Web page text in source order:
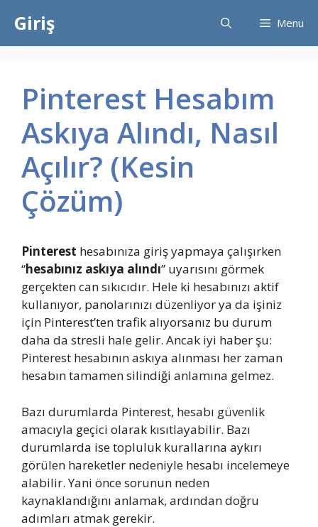
atlaGiriş Menu
Pinterest Hesabım
Askıya Alındı, Nasıl
Açılır? (Kesin
Çözüm)
Pinterest hesabınıza giriş yapmaya çalışırken
“hesabınız askıya alındı” uyarısını görmek
gerçekten can sıkıcıdır. Hele ki hesabınızı aktif
kullanıyor, panolarınızı düzenliyor ya da işiniz
için Pinterest’ten trafik alıyorsanız bu durum
daha da stresli hale gelir. Ancak iyi haber şu:
Pinterest hesabının askıya alınması her zaman
hesabın tamamen silindiği anlamına gelmez.
Bazı durumlarda Pinterest, hesabı güvenlik
amacıyla geçici olarak kısıtlayabilir. Bazı
durumlarda ise topluluk kurallarına aykırı
görülen hareketler nedeniyle hesabı incelemeye
alabilir. Yani önce sorunun neden
kaynaklandığını anlamak, ardından doğru
adımları atmak gerekir.